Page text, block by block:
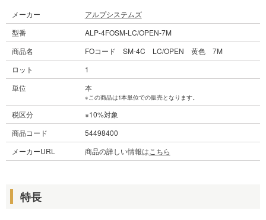
メーカー
アルプシステムズ
型番
ALP-4FOSM-LC/OPEN-7M
商品名
FOコード SM-4C LC/OPEN 黄色 7M
ロット
1
単位
本
※この商品は1本単位での販売となります。
税区分
※10%対象
商品コード
54498400
メーカーURL
商品の詳しい情報は こちら
特長